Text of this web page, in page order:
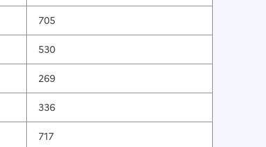
705
530
269
336
717